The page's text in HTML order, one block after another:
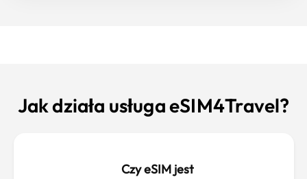
Jak działa usługa eSIM4Travel?
Czy eSIM jest